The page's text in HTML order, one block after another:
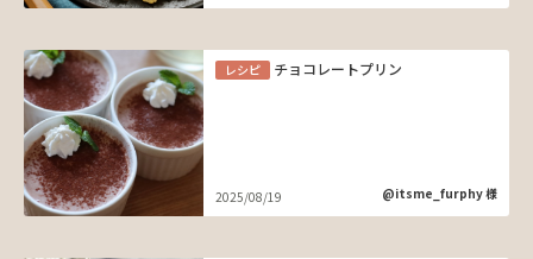
レシピ チョコレートプリン
2025/08/19 @itsme_furphy 様